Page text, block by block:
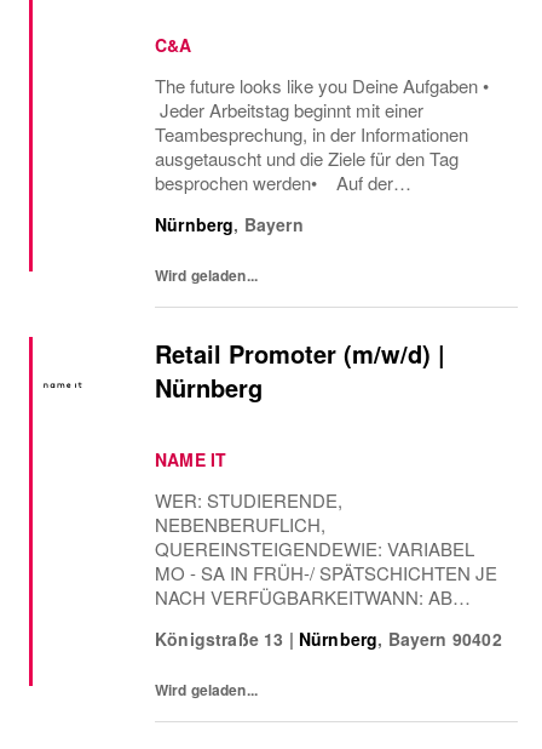
C&A
The future looks like you Deine Aufgaben •
Jeder Arbeitstag beginnt mit einer
Teambesprechung, in der Informationen
ausgetauscht und die Ziele für den Tag
besprochen werden• Auf der
Kunden und beantwortest ihre Fragen• Du
Nürnberg, Bayern
Wird geladen...
Retail Promoter (m/w/d) |
Nürnberg
NAME IT
WER: STUDIERENDE,
NEBENBERUFLICH,
QUEREINSTEIGENDEWIE: VARIABEL
MO - SA IN FRÜH-/ SPÄTSCHICHTEN JE
NACH VERFÜGBARKEITWANN: AB
zuzugehen, Stimmung zu machen und
begeistern?Als Promoter*in bist du das
Gesicht von NAME IT auf der...
Königstraße 13 | Nürnberg, Bayern 90402
Wird geladen...